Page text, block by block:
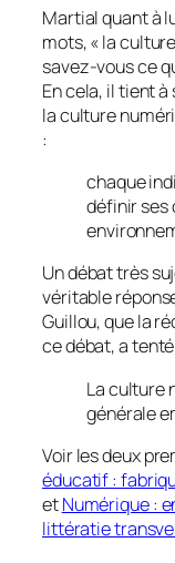
Martial quant à
mots, «la
savez-vous ce
En cela, il tient
la culture
:
chaque
définir ses
Un débat très
véritable
Guillou, que la
ce débat, a
La culture
générale
Voir les deux
éducatif :
etNumérique :
littératie